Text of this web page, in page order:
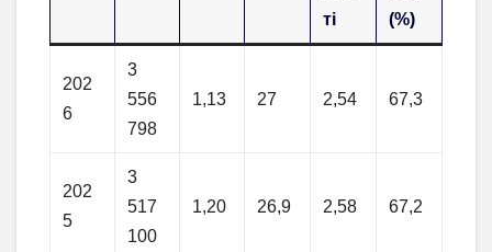
ті
(%)
202
6
3
556
798
1,13 27 2,54 67,3
202
5
3
517
100
1,20 26,9 2,58 67,2